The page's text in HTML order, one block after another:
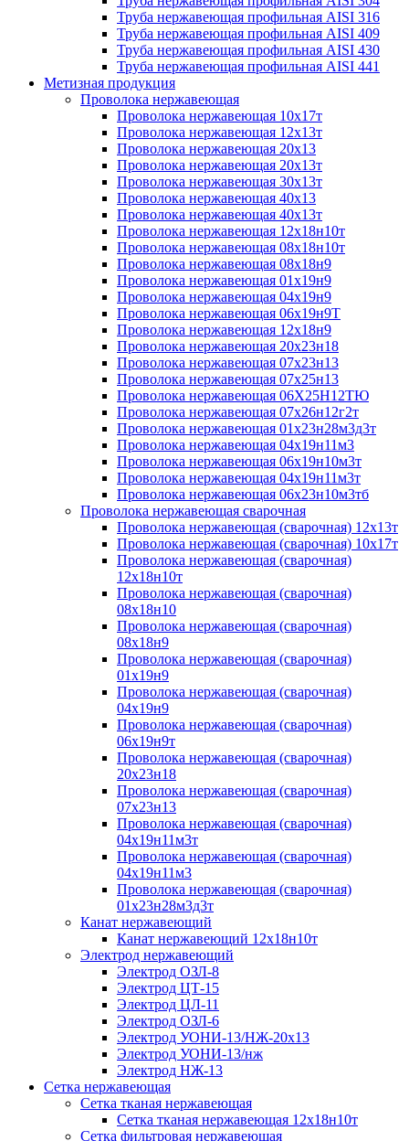
Труба нержавеющая профильная AISI 316
Труба нержавеющая профильная AISI 409
Труба нержавеющая профильная AISI 430
Труба нержавеющая профильная AISI 441
Метизная продукция
Проволока нержавеющая
Проволока нержавеющая 10х17т
Проволока нержавеющая 12х13т
Проволока нержавеющая 20х13
Проволока нержавеющая 20х13т
Проволока нержавеющая 30х13т
Проволока нержавеющая 40х13
Проволока нержавеющая 40х13т
Проволока нержавеющая 12х18н10т
Проволока нержавеющая 08х18н10т
Проволока нержавеющая 08х18н9
Проволока нержавеющая 01х19н9
Проволока нержавеющая 04х19н9
Проволока нержавеющая 06х19н9Т
Проволока нержавеющая 12х18н9
Проволока нержавеющая 20х23н18
Проволока нержавеющая 07х23н13
Проволока нержавеющая 07х25н13
Проволока нержавеющая 06Х25Н12ТЮ
Проволока нержавеющая 07х26н12г2т
Проволока нержавеющая 01х23н28м3д3т
Проволока нержавеющая 04х19н11м3
Проволока нержавеющая 06х19н10м3т
Проволока нержавеющая 04х19н11м3т
Проволока нержавеющая 06х23н10м3тб
Проволока нержавеющая сварочная
Проволока нержавеющая (сварочная) 12х13т
Проволока нержавеющая (сварочная) 10х17т
Проволока нержавеющая (сварочная)
12х18н10т
Проволока нержавеющая (сварочная)
08х18н10
Проволока нержавеющая (сварочная)
08х18н9
Проволока нержавеющая (сварочная)
01х19н9
Проволока нержавеющая (сварочная)
04х19н9
Проволока нержавеющая (сварочная)
06х19н9т
Проволока нержавеющая (сварочная)
20х23н18
Проволока нержавеющая (сварочная)
07х23н13
Проволока нержавеющая (сварочная)
04х19н11м3т
Проволока нержавеющая (сварочная)
04х19н11м3
Проволока нержавеющая (сварочная)
01х23н28м3д3т
Канат нержавеющий
Канат нержавеющий 12х18н10т
Электрод нержавеющий
Электрод ОЗЛ-8
Электрод ЦТ-15
Электрод ЦЛ-11
Электрод ОЗЛ-6
Электрод УОНИ-13/НЖ-20х13
Электрод УОНИ-13/нж
Электрод НЖ-13
Сетка нержавеющая
Сетка тканая нержавеющая
Сетка тканая нержавеющая 12х18н10т
Сетка фильтровая нержавеющая